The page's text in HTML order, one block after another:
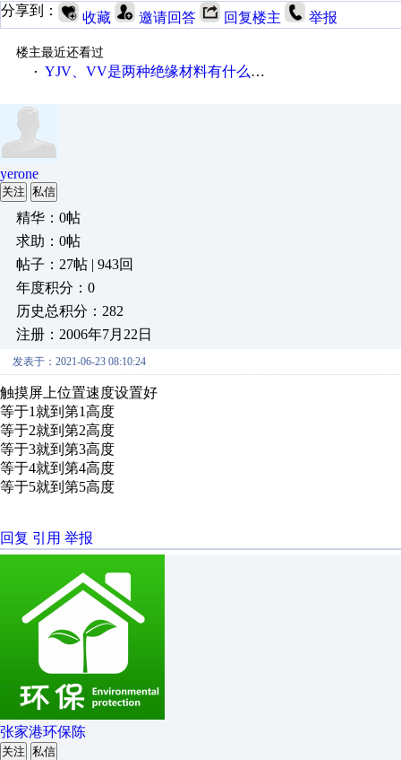
分享到：
收藏 邀请回答 回复楼主 举报
楼主最近还看过
· YJV、VV是两种绝缘材料有什么不同
yerone
关注 私信
精华：0帖
求助：0帖
帖子：27帖 | 943回
年度积分：0
历史总积分：282
注册：2006年7月22日
发表于：2021-06-23 08:10:24
触摸屏上位置速度设置好
等于1就到第1高度
等于2就到第2高度
等于3就到第3高度
等于4就到第4高度
等于5就到第5高度
回复 引用 举报
张家港环保陈
关注 私信